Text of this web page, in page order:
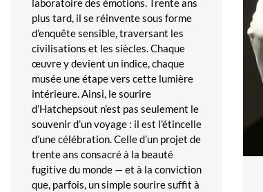
laboratoire des émotions. Trente ans
plus tard, il se réinvente sous forme
d’enquête sensible, traversant les
civilisations et les siècles. Chaque
œuvre y devient un indice, chaque
musée une étape vers cette lumière
intérieure. Ainsi, le sourire
d’Hatchepsout n’est pas seulement le
souvenir d’un voyage : il est l’étincelle
d’une célébration. Celle d’un projet de
trente ans consacré à la beauté
fugitive du monde — et à la conviction
que, parfois, un simple sourire suffit à